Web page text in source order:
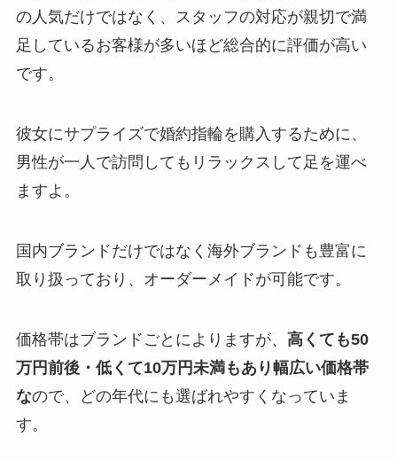
の人気だけではなく、スタッフの対応が親切で満
足しているお客様が多いほど総合的に評価が高い
です。
彼女にサプライズで婚約指輪を購入するために、
男性が一人で訪問してもリラックスして足を運べ
ますよ。
国内ブランドだけではなく海外ブランドも豊富に
取り扱っており、オーダーメイドが可能です。
価格帯はブランドごとによりますが、 高くても50
万円前後・低くて10万円未満もあり幅広い価格帯
なので、どの年代にも選ばれやすくなっていま
す。